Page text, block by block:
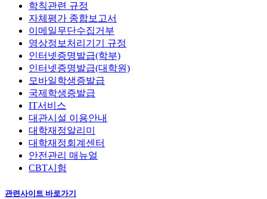
학칙관련 규정
자체평가 종합보고서
이메일무단수집거부
영상정보처리기기 규정
인터넷증명발급(학부)
인터넷증명발급(대학원)
모바일학생증발급
국제학생증발급
IT서비스
대관시설 이용안내
대학재정알리미
대학재정회계센터
안전관리 매뉴얼
CBT시험
관련사이트 바로가기